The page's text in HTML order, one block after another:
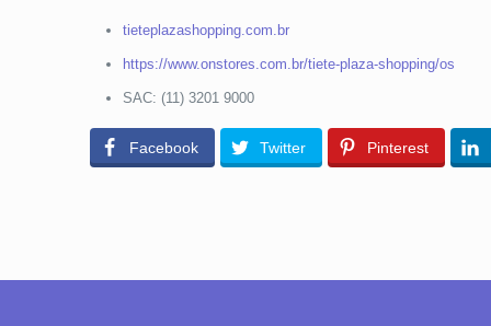
tieteplazashopping.com.br
https://www.onstores.com.br/tiete-plaza-shopping/os
SAC: (11) 3201 9000
Facebook Twitter Pinterest